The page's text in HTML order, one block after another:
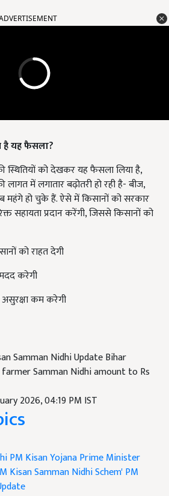
है यह फैसला?
स्थितियों को देखकर यह फैसला लिया है,
में लगातार बढ़ोतरी हो रही है- बीज,
हो चुके हैं. ऐसे में किसानों को सरकार
सहायता प्रदान करेंगी, जिससे किसानों को
को राहत देगी
करेगी
कम करेगी
Samman Nidhi Update Bihar
Samman Nidhi amount to Rs
2026, 04:19 PM IST
PM Kisan YojanaPrime Minister
Kisan Samman Nidhi Schem'PM